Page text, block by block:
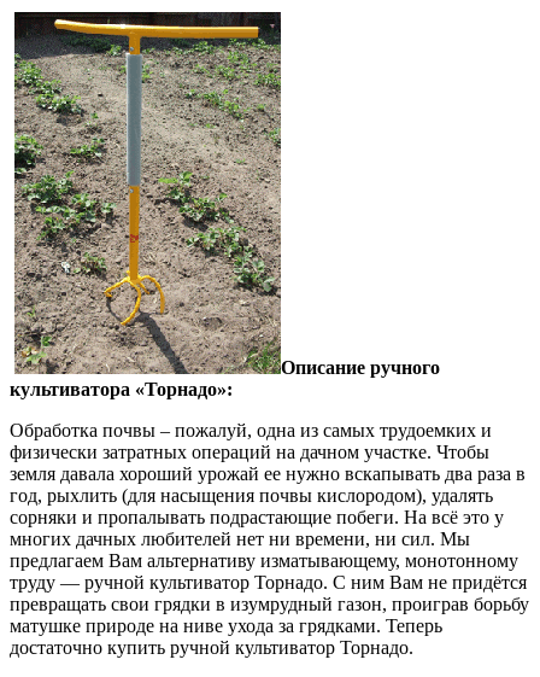
Описание ручного
культиватора «Торнадо»:
Обработка почвы – пожалуй, одна из самых трудоемких и
физически затратных операций на дачном участке. Чтобы
земля давала хороший урожай ее нужно вскапывать два раза в
год, рыхлить (для насыщения почвы кислородом), удалять
сорняки и пропалывать подрастающие побеги. На всё это у
многих дачных любителей нет ни времени, ни сил. Мы
предлагаем Вам альтернативу изматывающему, монотонному
труду — ручной культиватор Торнадо. С ним Вам не придётся
превращать свои грядки в изумрудный газон, проиграв борьбу
матушке природе на ниве ухода за грядками. Теперь
достаточно купить ручной культиватор Торнадо.